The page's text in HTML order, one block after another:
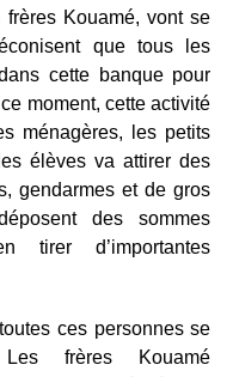
frères Kouamé, vont se
que tous les
cette banque pour
moment, cette activité
ménagères, les petits
élèves va attirer des
gendarmes et de gros
des sommes
tirer d’importantes
ces personnes se
frères Kouamé